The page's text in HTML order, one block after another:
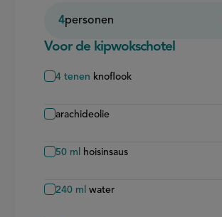
4personen
Voor de kipwokschotel
4 tenen knoflook
arachideolie
50 ml hoisinsaus
240 ml water